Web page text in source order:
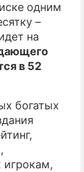
одним
–
на
в 52
богатых